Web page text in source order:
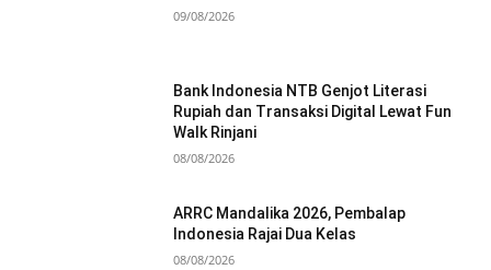
09/08/2026
Bank Indonesia NTB Genjot Literasi
Rupiah dan Transaksi Digital Lewat Fun
Walk Rinjani
08/08/2026
ARRC Mandalika 2026, Pembalap
Indonesia Rajai Dua Kelas
08/08/2026